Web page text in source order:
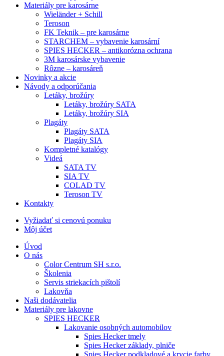
Materiály pre karosárne
Wieländer + Schill
Teroson
FK Teknik – pre karosárne
STARCHEM – vybavenie karosární
SPIES HECKER – antikorózna ochrana
3M karosárske vybavenie
Rôzne – karosáreň
Novinky a akcie
Návody a odporúčania
Letáky, brožúry
Letáky, brožúry SATA
Letáky, brožúry SIA
Plagáty
Plagáty SATA
Plagáty SIA
Kompletné katalógy
Videá
SATA TV
SIA TV
COLAD TV
Teroson TV
Kontakty
Vyžiadať si cenovú ponuku
Môj účet
Úvod
O nás
Color Centrum SH s.r.o.
Školenia
Servis striekacích pištolí
Lakovňa
Naši dodávatelia
Materiály pre lakovne
SPIES HECKER
Lakovanie osobných automobilov
Spies Hecker tmely
Spies Hecker základy, plniče
Spies Hecker podkladové a krycie farby